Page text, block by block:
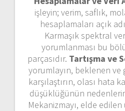
işleyin; verim, saflık,
hesaplamaları açık
Karmaşık spektral
yorumlanması bu
parçasıdır. Tartışma ve
yorumlayın, beklenen ve
karşılaştırın, olası hata
düşüklüğünün
Mekanizmayı, elde